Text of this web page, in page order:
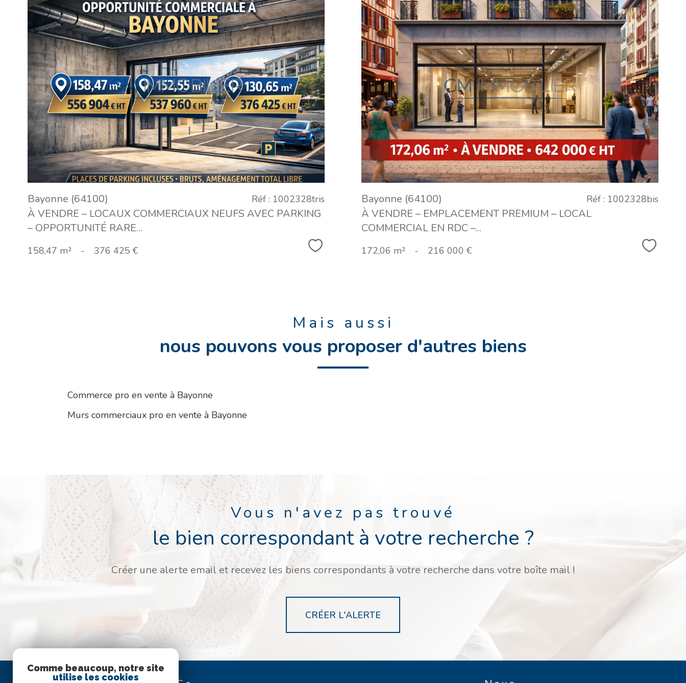
VOIR LE
BIEN
Bayonne (64100)
À VENDRE – LOCAUX COMMERCIAUX NEUFS AVEC PARKING
– OPPORTUNITÉ RARE...
Réf : 1002328tris
158,47 m² - 376 425 € Sélectionner
VOIR LE
BIEN
Bayonne (64100)
À VENDRE – EMPLACEMENT PREMIUM – LOCAL
COMMERCIAL EN RDC –...
Réf : 1002328bis
172,06 m² - 216 000 €
Mais aussi
nous pouvons vous proposer d'autres biens
Commerce pro en vente à Bayonne
Murs commerciaux pro en vente à Bayonne
Vous n'avez pas trouvé
le bien correspondant à votre recherche ?
Créer une alerte email et recevez les biens correspondants à votre recherche dans votre boîte mail !
CRÉER L'ALERTE
Comme beaucoup, notre site
utilise les cookies